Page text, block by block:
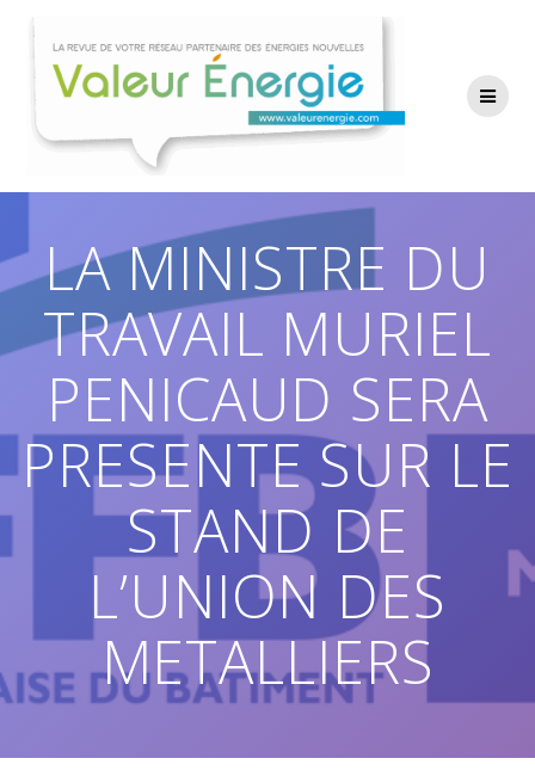
contenu
LA MINISTRE DU
TRAVAIL MURIEL
PENICAUD SERA
PRESENTE SUR LE
STAND DE
L’UNION DES
METALLIERS